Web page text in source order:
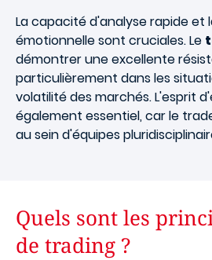
La capacité d'analyse rapide et
émotionnelle sont cruciales. Le
démontrer une excellente
particulièrement dans les
volatilité des marchés. L'esprit
également essentiel, car le
au sein d'équipes
Quels sont les
de trading ?